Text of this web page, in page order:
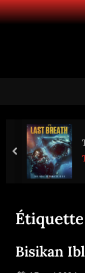
Skip
to
prev
Bisikan